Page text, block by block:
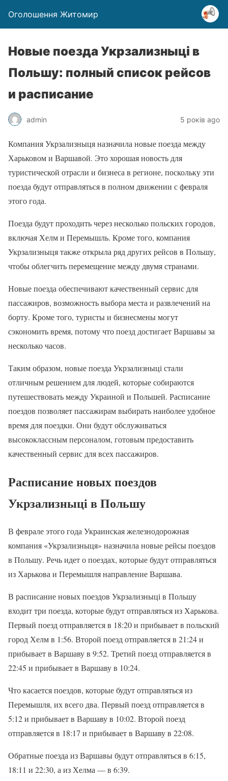
Оголошення Житомир
Новые поезда Укрзализныці в
Польшу: полный список рейсов
и расписание
admin 5 років ago
Компания Укрзализныця назначила новые поезда между
Харьковом и Варшавой. Это хорошая новость для
туристической отрасли и бизнеса в регионе, поскольку эти
поезда будут отправляться в полном движении с февраля
этого года.
Поезда будут проходить через несколько польских городов,
включая Хелм и Перемышль. Кроме того, компания
Укрзализныця также открыла ряд других рейсов в Польшу,
чтобы облегчить перемещение между двумя странами.
Новые поезда обеспечивают качественный сервис для
пассажиров, возможность выбора места и развлечений на
борту. Кроме того, туристы и бизнесмены могут
сэкономить время, потому что поезд достигает Варшавы за
несколько часов.
Таким образом, новые поезда Укрзализныці стали
отличным решением для людей, которые собираются
путешествовать между Украиной и Польшей. Расписание
поездов позволяет пассажирам выбирать наиболее удобное
время для поездки. Они будут обслуживаться
высококлассным персоналом, готовым предоставить
качественный сервис для всех пассажиров.
Расписание новых поездов
Укрзализныці в Польшу
В феврале этого года Украинская железнодорожная
компания «Укрзализныця» назначила новые рейсы поездов
в Польшу. Речь идет о поездах, которые будут отправляться
из Харькова и Перемышля направление Варшава.
В расписание новых поездов Укрзализныці в Польшу
входит три поезда, которые будут отправляться из Харькова.
Первый поезд отправляется в 18:20 и прибывает в польский
город Хелм в 1:56. Второй поезд отправляется в 21:24 и
прибывает в Варшаву в 9:52. Третий поезд отправляется в
22:45 и прибывает в Варшаву в 10:24.
Что касается поездов, которые будут отправляться из
Перемышля, их всего два. Первый поезд отправляется в
5:12 и прибывает в Варшаву в 10:02. Второй поезд
отправляется в 18:17 и прибывает в Варшаву в 22:08.
Обратные поезда из Варшавы будут отправляться в 6:15,
18:11 и 22:30, а из Хелма — в 6:39.